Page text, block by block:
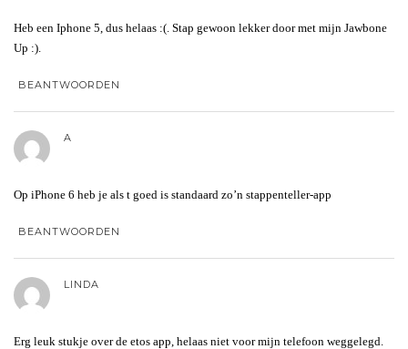
Heb een Iphone 5, dus helaas :(. Stap gewoon lekker door met mijn Jawbone
Up :).
BEANTWOORDEN
A
Op iPhone 6 heb je als t goed is standaard zo’n stappenteller-app
BEANTWOORDEN
LINDA
Erg leuk stukje over de etos app, helaas niet voor mijn telefoon weggelegd.